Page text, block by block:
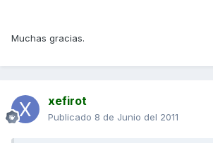
Muchas gracias.
xefirot
Publicado 8 de Junio del 2011